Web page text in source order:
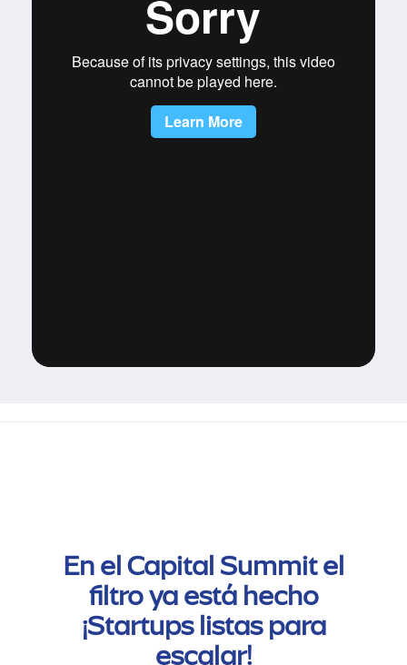
En el Capital Summit el
filtro ya está hecho
¡Startups listas para
escalar!